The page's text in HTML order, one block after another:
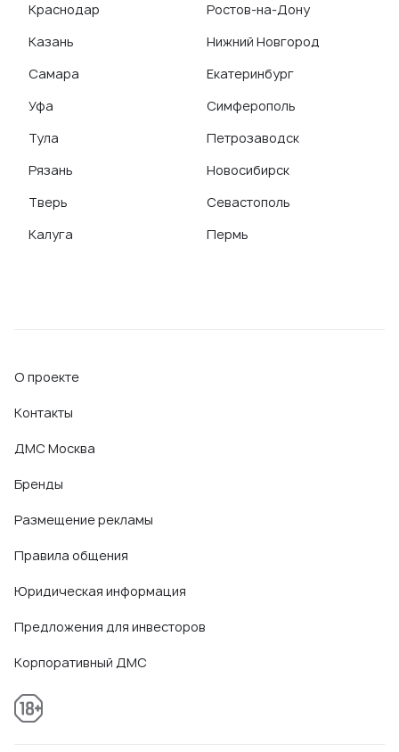
Краснодар
Казань
Самара
Уфа
Тула
Рязань
Тверь
Калуга
Ростов-на-Дону
Нижний Новгород
Екатеринбург
Симферополь
Петрозаводск
Новосибирск
Севастополь
Пермь
О проекте
Контакты
ДМС Москва
Бренды
Размещение рекламы
Правила общения
Юридическая информация
Предложения для инвесторов
Корпоративный ДМС